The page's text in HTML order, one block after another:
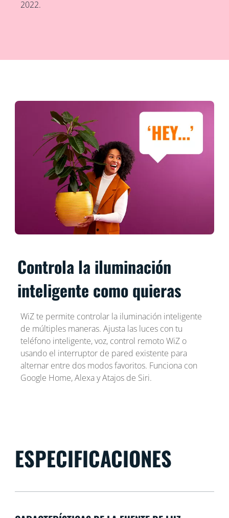
2022.
Controla la iluminación
inteligente como quieras
WiZ te permite controlar la iluminación inteligente
de múltiples maneras. Ajusta las luces con tu
teléfono inteligente, voz, control remoto WiZ o
usando el interruptor de pared existente para
alternar entre dos modos favoritos. Funciona con
Google Home, Alexa y Atajos de Siri.
ESPECIFICACIONES